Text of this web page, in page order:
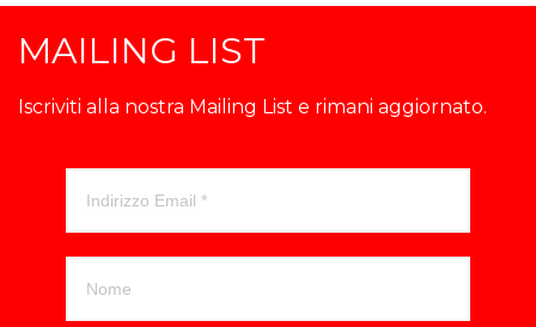
MAILING LIST
Iscriviti alla nostra Mailing List e rimani aggiornato.